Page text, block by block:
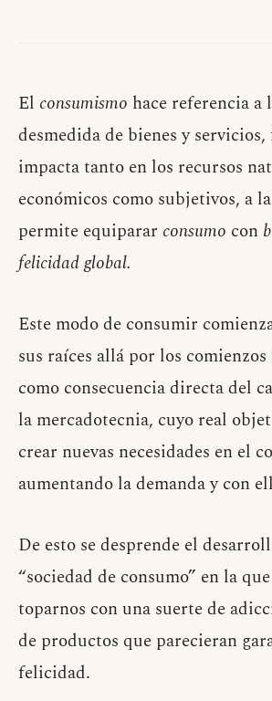
El consumismo hace referencia
desmedida de bienes y
impacta tanto en los recursos
económicos como subjetivos, a
permite equiparar consumo con
felicidad global.
Este modo de consumir
sus raíces allá por los
como consecuencia directa del
la mercadotecnia, cuyo real
crear nuevas necesidades en el
aumentando la demanda y con
De esto se desprende el
“sociedad de consumo” en la
toparnos con una suerte de
de productos que parecieran
felicidad.